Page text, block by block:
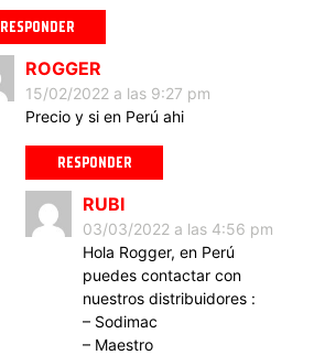
RESPONDER
ROGGER
15/02/2022 a las 9:27 pm
Precio y si en Perú ahi
RESPONDER
RUBI
03/03/2022 a las 4:56 pm
Hola Rogger, en Perú
puedes contactar con
nuestros distribuidores :
– Sodimac
– Maestro